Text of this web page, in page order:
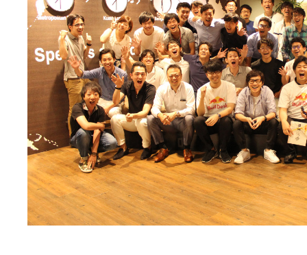
採用情報
サステナビリティ
投資家情報
お問い合わせ